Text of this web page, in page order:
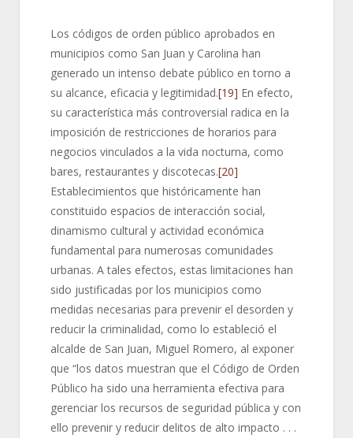
Los códigos de orden público aprobados en
municipios como San Juan y Carolina han
generado un intenso debate público en torno a
su alcance, eficacia y legitimidad.[19] En efecto,
su característica más controversial radica en la
imposición de restricciones de horarios para
negocios vinculados a la vida nocturna, como
bares, restaurantes y discotecas.[20]
Establecimientos que históricamente han
constituido espacios de interacción social,
dinamismo cultural y actividad económica
fundamental para numerosas comunidades
urbanas. A tales efectos, estas limitaciones han
sido justificadas por los municipios como
medidas necesarias para prevenir el desorden y
reducir la criminalidad, como lo estableció el
alcalde de San Juan, Miguel Romero, al exponer
que “los datos muestran que el Código de Orden
Público ha sido una herramienta efectiva para
gerenciar los recursos de seguridad pública y con
ello prevenir y reducir delitos de alto impacto . . .